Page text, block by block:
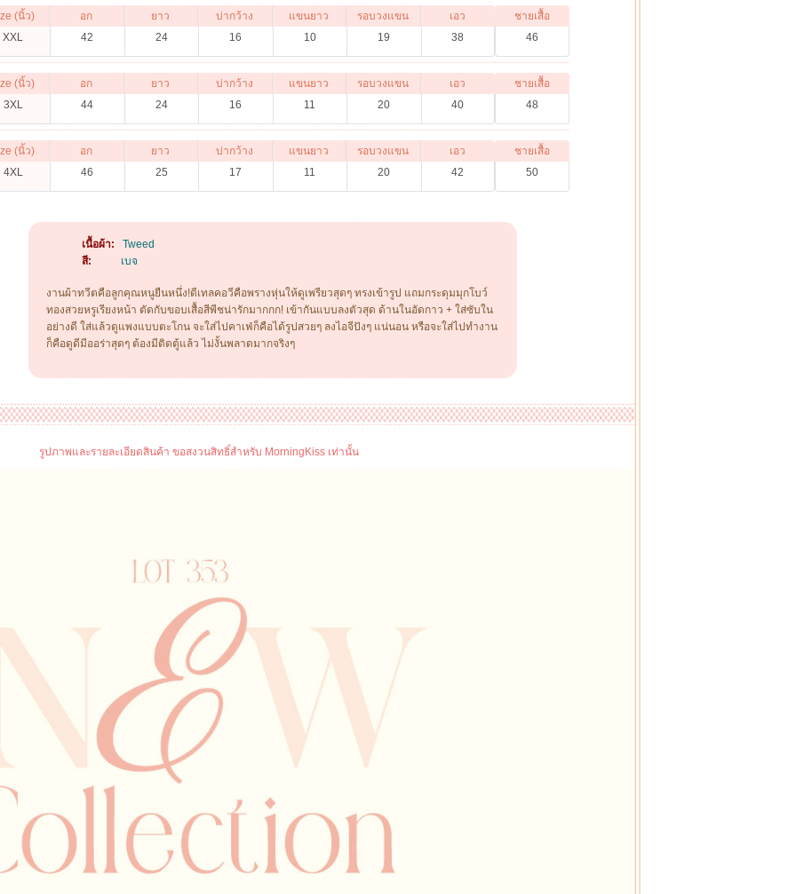
(นิ้ว)
XXL
อก
42
ยาว
24
บ่ากว้าง
16
แขนยาว
10
รอบวงแขน
19
เอว
38
ชายเสื้อ
46
(นิ้ว)
3XL
อก
44
ยาว
24
บ่ากว้าง
16
แขนยาว
11
รอบวงแขน
20
เอว
40
ชายเสื้อ
48
(นิ้ว)
4XL
อก
46
ยาว
25
บ่ากว้าง
17
แขนยาว
11
รอบวงแขน
20
เอว
42
ชายเสื้อ
50
เนื้อผ้า:
Tweed
สี:
เบจ
งานผ้าทวีตคือลูกคุณหนูยืนหนึ่ง!ดีเทลคอวีคือพรางหุ่นให้ดูเพรียวสุดๆ ทรงเข้ารูป แถมกระดุมมุกโบว์
ทองสวยหรูเรียงหน้า ตัดกับขอบเสื้อสีพีชน่ารักมากกก! เข้ากันแบบลงตัวสุด ด้านในอัดกาว + ใส่ซับใน
อย่างดี ใส่แล้วดูแพงแบบตะโกน จะใส่ไปคาเฟ่ก็คือได้รูปสวยๆ ลงไอจีปังๆ แน่นอน หรือจะใส่ไปทำงาน
ก็คือดูดีมีออร่าสุดๆ ต้องมีติดตู้แล้ว ไม่งั้นพลาดมากจริงๆ
รูปภาพและรายละเอียดสินค้า ขอสงวนสิทธิ์สำหรับ MorningKiss เท่านั้น